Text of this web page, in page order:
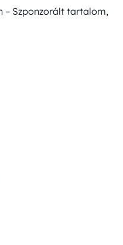
– Szponzorált tartalom,